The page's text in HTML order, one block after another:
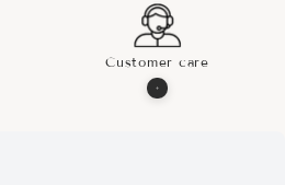
Customer care